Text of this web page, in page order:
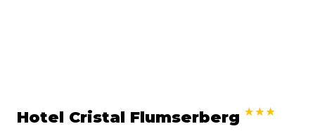
Hotel Cristal Flumserberg